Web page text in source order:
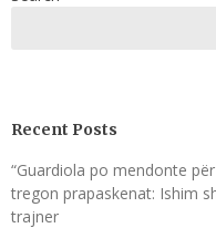
Recent Posts
“Guardiola po mendonte
tregon prapaskenat: Ishim
trajner